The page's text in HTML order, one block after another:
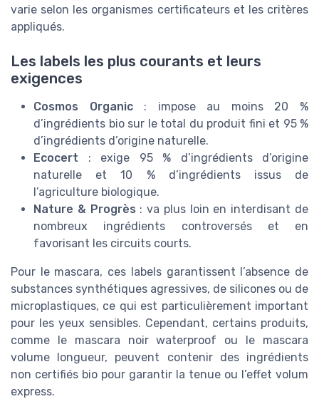
varie selon les organismes certificateurs et les critères
appliqués.
Les labels les plus courants et leurs
exigences
Cosmos Organic: impose au moins 20 %
d’ingrédients bio sur le total du produit fini et 95 %
d’ingrédients d’origine naturelle.
Ecocert : exige 95 % d’ingrédients d’origine
naturelle et 10 % d’ingrédients issus de
l’agriculture biologique.
Nature & Progrès : va plus loin en interdisant de
nombreux ingrédients controversés et en
favorisant les circuits courts.
Pour le mascara, ces labels garantissent l’absence de
substances synthétiques agressives, de silicones ou de
microplastiques, ce qui est particulièrement important
pour les yeux sensibles. Cependant, certains produits,
comme le mascara noir waterproof ou le mascara
volume longueur, peuvent contenir des ingrédients
non certifiés bio pour garantir la tenue ou l’effet volum
express.